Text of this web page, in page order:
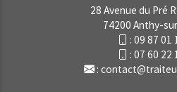
28 Avenue du Pré
74200 Anthy-
: 09 87 01
: 07 60 22
: